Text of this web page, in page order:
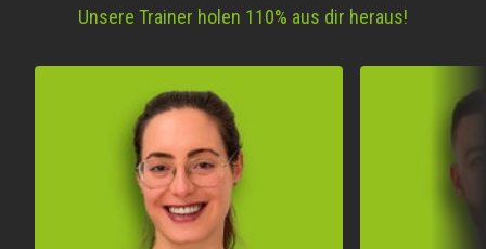
Unsere Trainer holen 110% aus dir heraus!